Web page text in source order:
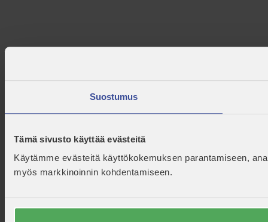
Suostumus
Tämä sivusto käyttää evästeitä
Käytämme evästeitä käyttökokemuksen parantamiseen,
myös markkinoinnin kohdentamiseen.